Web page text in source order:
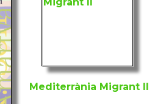
Mediterrània Migrant II